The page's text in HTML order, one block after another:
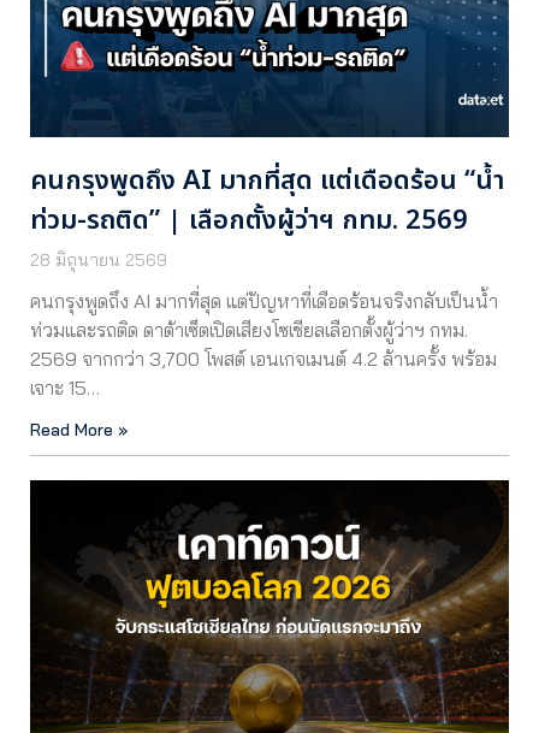
คนกรุงพูดถึง AI มากที่สุด แต่เดือดร้อน “น้ำ
ท่วม-รถติด” | เลือกตั้งผู้ว่าฯ กทม. 2569
28 มิถุนายน 2569
คนกรุงพูดถึง AI มากที่สุด แต่ปัญหาที่เดือดร้อนจริงกลับเป็นน้ำ
ท่วมและรถติด ดาต้าเซ็ตเปิดเสียงโซเชียลเลือกตั้งผู้ว่าฯ กทม.
2569 จากกว่า 3,700 โพสต์ เอนเกจเมนต์ 4.2 ล้านครั้ง พร้อม
เจาะ 15…
Read More »